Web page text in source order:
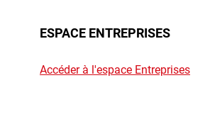
ESPACE ENTREPRISES
Accéder à l'espace Entreprises